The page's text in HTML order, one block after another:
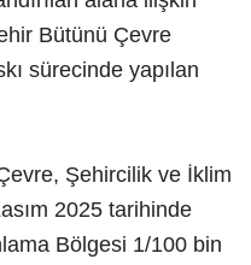
Bütünü Çevre
sürecinde yapılan
Şehircilik ve İklim
2025 tarihinde
Bölgesi 1/100 bin